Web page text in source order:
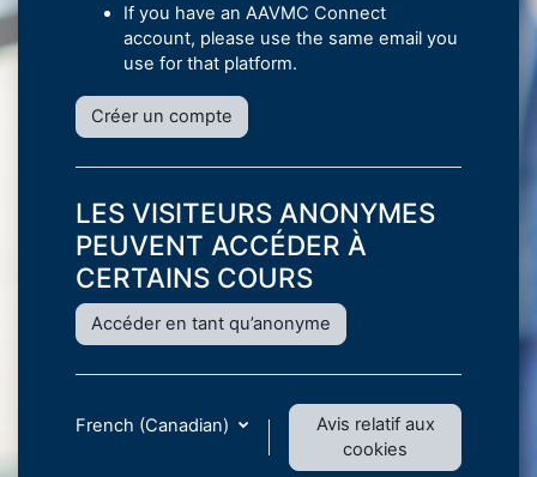
If you have an AAVMC Connect
account, please use the same email you
use for that platform.
Créer un compte
LES VISITEURS ANONYMES
PEUVENT ACCÉDER À
CERTAINS COURS
Accéder en tant qu’anonyme
French (Canadian)
Avis relatif aux
cookies